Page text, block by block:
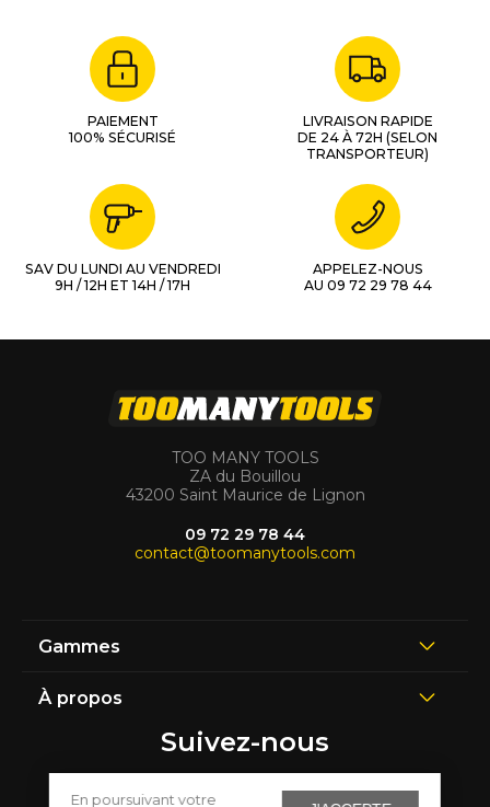
En poursuivant votre
PAIEMENT
100% SÉCURISÉ
LIVRAISON RAPIDE
DE 24 À 72H (SELON
TRANSPORTEUR)
SAV DU LUNDI AU VENDREDI
9H / 12H ET 14H / 17H
APPELEZ-NOUS
AU 09 72 29 78 44
TOO MANY TOOLS
ZA du Bouillou
43200 Saint Maurice de Lignon
09 72 29 78 44
contact@toomanytools.com
Gammes
À propos
Suivez-nous